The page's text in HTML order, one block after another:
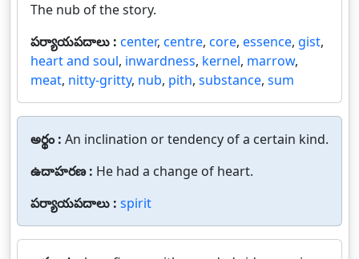
The nub of the story.
పర్యాయపదాలు : center, centre, core, essence, gist,
heart and soul, inwardness, kernel, marrow,
meat, nitty-gritty, nub, pith, substance, sum
అర్థం : An inclination or tendency of a certain kind.
ఉదాహరణ : He had a change of heart.
పర్యాయపదాలు : spirit